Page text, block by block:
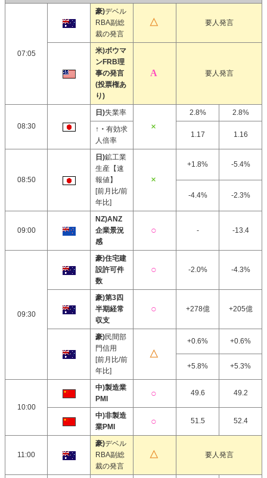
07:05
豪)デベル
RBA副総
裁の発言
要人発言
米)ボウマ
ンFRB理
事の発言
(投票権あ
り)
要人発言
08:30
日)失業率 2.8%
2.8%
↑・ 有効求
人倍率
1.17 1.16
08:50
日)鉱工業
生産【速
報値】
[前月比/前
年比]
+1.8% -5.4%
-4.4% -2.3%
09:00
NZ)ANZ
企業景況
感
- -13.4
09:30
豪)住宅建
設許可件
数
-2.0% -4.3%
豪)第3四
半期経常
収支
+278億 +205億
豪)民間部
門信用
[前月比/前
年比]
+0.6% +0.6%
+5.8% +5.3%
10:00
中)製造業
PMI
49.6 49.2
中)非製造
業PMI
51.5 52.4
11:00
豪)デベル
RBA副総
裁の発言
要人発言